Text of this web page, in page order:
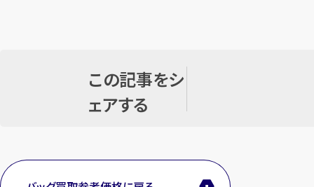
この記事をシ
ェアする